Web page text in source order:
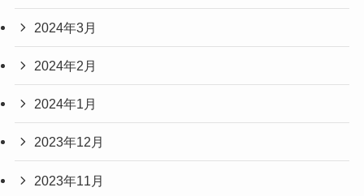
2024年3月
2024年2月
2024年1月
2023年12月
2023年11月